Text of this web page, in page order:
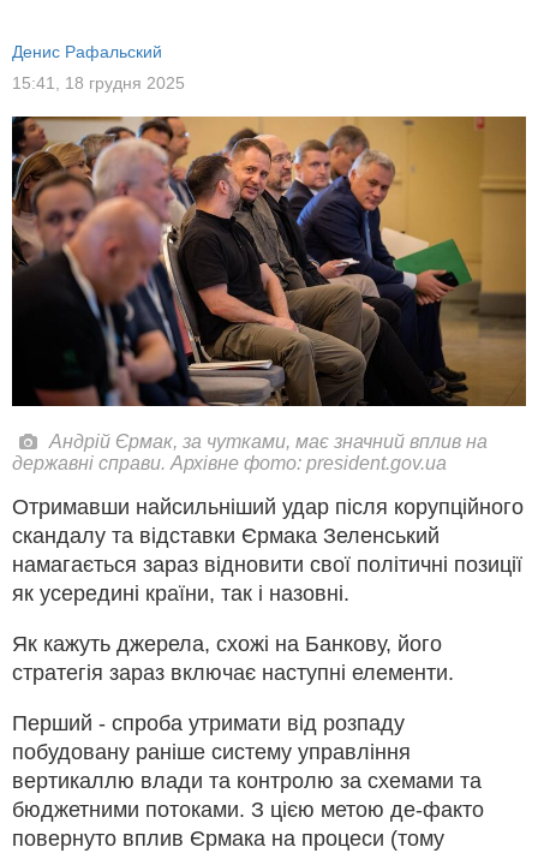
Денис Рафальский
15:41, 18 грудня 2025
Андрій Єрмак, за чутками, має значний вплив на
державні справи. Архівне фото: president.gov.ua
Отримавши найсильніший удар після корупційного
скандалу та відставки Єрмака Зеленський
намагається зараз відновити свої політичні позиції
як усередині країни, так і назовні.
Як кажуть джерела, схожі на Банкову, його
стратегія зараз включає наступні елементи.
Перший - спроба утримати від розпаду
побудовану раніше систему управління
вертикаллю влади та контролю за схемами та
бюджетними потоками. З цією метою де-факто
повернуто вплив Єрмака на процеси (тому